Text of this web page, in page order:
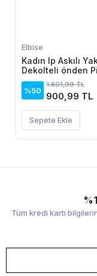
Elbise
Kadın Ip Askılı
Dekolteli önden
Midi Ithal Krep
%50
1.801,99 TL
900,99 TL
Sepete Ekle
Tüm kredi kartı